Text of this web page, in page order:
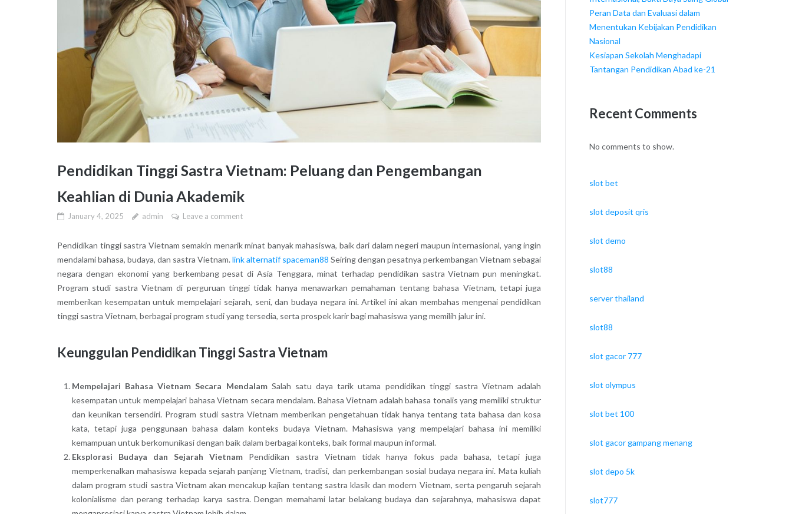
Pendidikan Tinggi Sastra Vietnam: Peluang dan Pengembangan
Keahlian di Dunia Akademik
January 4, 2025 admin Leave a comment
Pendidikan tinggi sastra Vietnam semakin menarik minat banyak mahasiswa, baik dari dalam negeri maupun internasional, yang ingin
mendalami bahasa, budaya, dan sastra Vietnam.link alternatif spaceman88 Seiring dengan pesatnya perkembangan Vietnam sebagai
negara dengan ekonomi yang berkembang pesat di Asia Tenggara, minat terhadap pendidikan sastra Vietnam pun meningkat.
Program studi sastra Vietnam di perguruan tinggi tidak hanya menawarkan pemahaman tentang bahasa Vietnam, tetapi juga
memberikan kesempatan untuk mempelajari sejarah, seni, dan budaya negara ini. Artikel ini akan membahas mengenai pendidikan
tinggi sastra Vietnam, berbagai program studi yang tersedia, serta prospek karir bagi mahasiswa yang memilih jalur ini.
Keunggulan Pendidikan Tinggi Sastra Vietnam
Mempelajari Bahasa Vietnam Secara MendalamSalah satu daya tarik utama pendidikan tinggi sastra Vietnam adalah
kesempatan untuk mempelajari bahasa Vietnam secara mendalam. Bahasa Vietnam adalah bahasa tonalis yang memiliki struktur
dan keunikan tersendiri. Program studi sastra Vietnam memberikan pengetahuan tidak hanya tentang tata bahasa dan kosa
kata, tetapi juga penggunaan bahasa dalam konteks budaya Vietnam. Mahasiswa yang mempelajari bahasa ini memiliki
kemampuan untuk berkomunikasi dengan baik dalam berbagai konteks, baik formal maupun informal.
Eksplorasi Budaya dan Sejarah Vietnam Pendidikan sastra Vietnam tidak hanya fokus pada bahasa, tetapi juga
memperkenalkan mahasiswa kepada sejarah panjang Vietnam, tradisi, dan perkembangan sosial budaya negara ini. Mata kuliah
dalam program studi sastra Vietnam akan mencakup kajian tentang sastra klasik dan modern Vietnam, serta pengaruh sejarah
kolonialisme dan perang terhadap karya sastra. Dengan memahami latar belakang budaya dan sejarahnya, mahasiswa dapat
Peran Data dan Evaluasi dalam
Menentukan Kebijakan Pendidikan
Nasional
Kesiapan Sekolah Menghadapi
Tantangan Pendidikan Abad ke-21
Recent Comments
No comments to show.
slot bet
slot deposit qris
slot demo
slot88
server thailand
slot88
slot gacor 777
slot olympus
slot bet 100
slot gacor gampang menang
slot depo 5k
slot777